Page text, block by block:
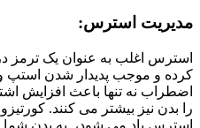
مدیریت استرس:
استرس اغلب به عنوان یک ترمز
کرده و موجب پدیدار شدن
اضطراب نه تنها باعث افزایش
را بدن نیز بیشتر می کنند.
استرس یاد می شود، به بدن